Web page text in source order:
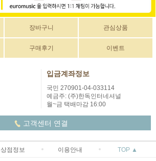
장바구니 관심상품
구매후기 이벤트
입금계좌정보
국민 270901-04-033114
예금주: (주)한독인터네셔널
월~금 택배마감 16:00
고객센터 연결
상점정보 이용안내 TOP ▲